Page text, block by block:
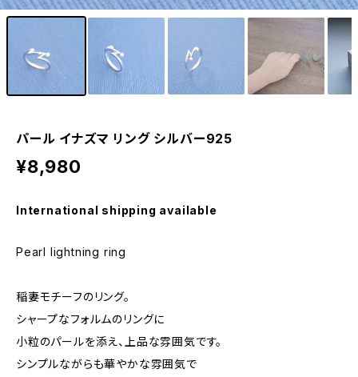
パール イナズマ リング シルバー925
¥8,980
International shipping available
Pearl lightning ring
稲妻モチーフのリング。
シャープなフォルムのリングに
小粒のパールを添え、上品な雰囲気です。
シンプルながらも華やかな雰囲気で